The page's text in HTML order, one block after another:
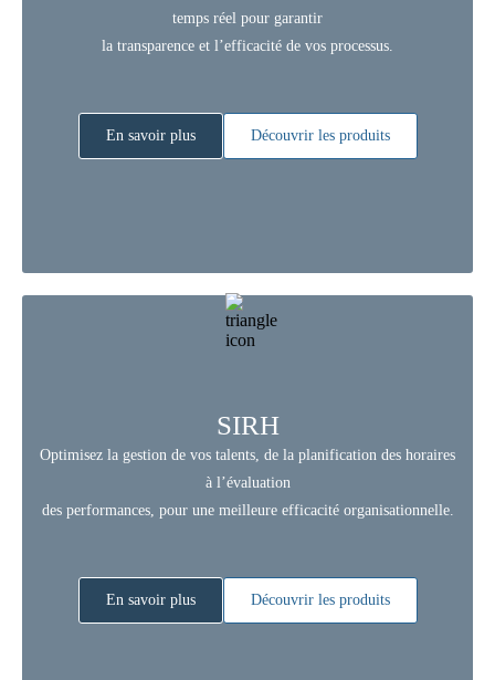
temps réel pour garantir
la transparence et l’efficacité de vos processus.
En savoir plus Découvrir les produits
SIRH
Optimisez la gestion de vos talents, de la planification des horaires
à l’évaluation
des performances, pour une meilleure efficacité organisationnelle.
En savoir plus Découvrir les produits